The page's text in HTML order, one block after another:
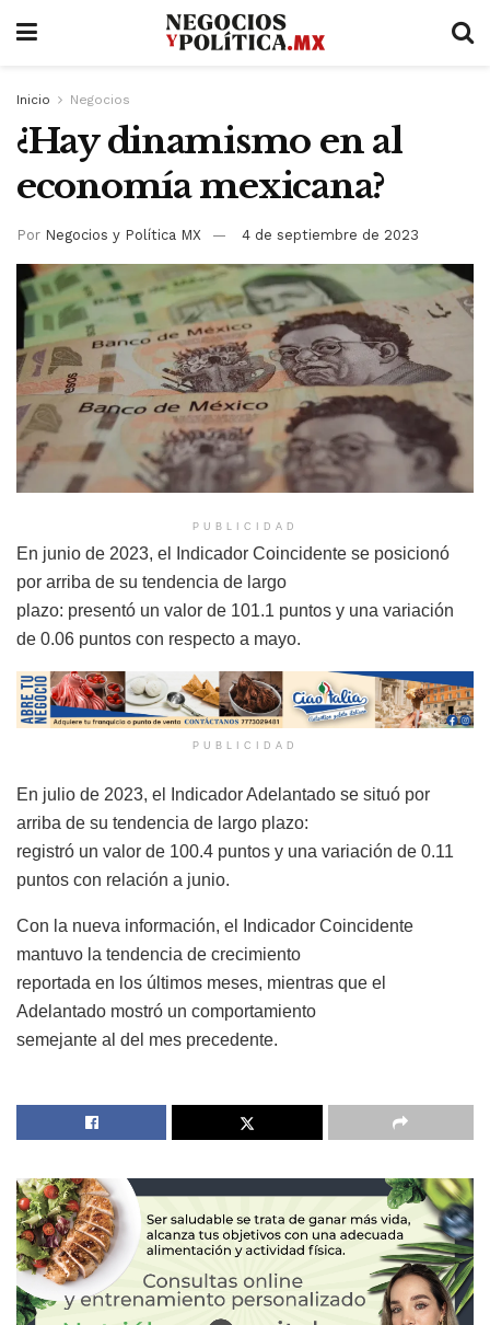
Inicio Negocios
¿Hay dinamismo en al
economía mexicana?
Por Negocios y Política MX 4 de septiembre de 2023
PUBLICIDAD
En junio de 2023, el Indicador Coincidente se posicionó
por arriba de su tendencia de largo
plazo: presentó un valor de 101.1 puntos y una variación
de 0.06 puntos con respecto a mayo.
PUBLICIDAD
En julio de 2023, el Indicador Adelantado se situó por
arriba de su tendencia de largo plazo:
registró un valor de 100.4 puntos y una variación de 0.11
puntos con relación a junio.
Con la nueva información, el Indicador Coincidente
mantuvo la tendencia de crecimiento
reportada en los últimos meses, mientras que el
Adelantado mostró un comportamiento
semejante al del mes precedente.